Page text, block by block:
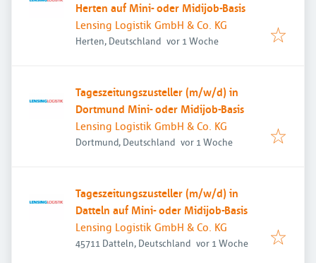
Herten auf Mini- oder Midijob-Basis
Lensing Logistik GmbH & Co. KG
Herten, Deutschland Veröffentlicht
vor 1 Woche
Tageszeitungszusteller (m/w/d) in
Dortmund Mini- oder Midijob-Basis
Lensing Logistik GmbH & Co. KG
Dortmund, Deutschland Veröffentlicht
vor 1 Woche
Tageszeitungszusteller (m/w/d) in
Datteln auf Mini- oder Midijob-Basis
Lensing Logistik GmbH & Co. KG
45711 Datteln, Deutschland Veröffentlicht
vor 1 Woche